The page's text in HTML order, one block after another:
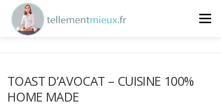
Aller au contenu
Menu
NUTRITION MARINE
TOAST D’AVOCAT – CUISINE 100%
HOME MADE